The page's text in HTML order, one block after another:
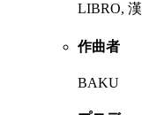
LIBRO,
作曲者
BAKU